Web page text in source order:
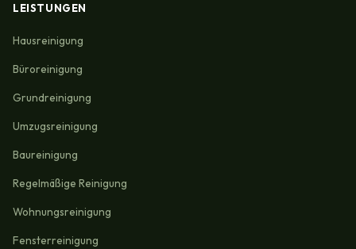
LEISTUNGEN
Hausreinigung
Büroreinigung
Grundreinigung
Umzugsreinigung
Baureinigung
Regelmäßige Reinigung
Wohnungsreinigung
Fensterreinigung